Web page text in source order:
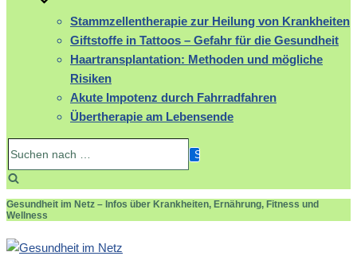
Stammzellentherapie zur Heilung von Krankheiten
Giftstoffe in Tattoos – Gefahr für die Gesundheit
Haartransplantation: Methoden und mögliche
Risiken
Akute Impotenz durch Fahrradfahren
Übertherapie am Lebensende
Gesundheit im Netz – Infos über Krankheiten, Ernährung, Fitness und
Wellness